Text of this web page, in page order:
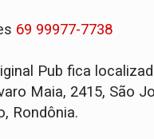
69 99977-7738
Pub fica
Maia, 2415, São
Rondônia.